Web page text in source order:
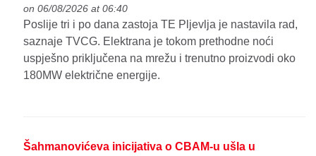
on 06/08/2026 at 06:40
Poslije tri i po dana zastoja TE Pljevlja je nastavila rad,
saznaje TVCG. Elektrana je tokom prethodne noći
uspješno priključena na mrežu i trenutno proizvodi oko
180MW električne energije.
Šahmanovićeva inicijativa o CBAM-u ušla u